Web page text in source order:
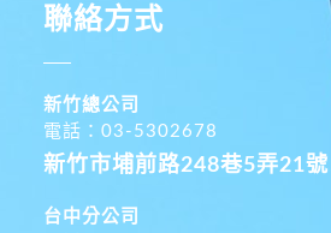
聯絡方式
新竹總公司
電話：03-5302678
新竹市埔前路248巷5弄21號
台中分公司